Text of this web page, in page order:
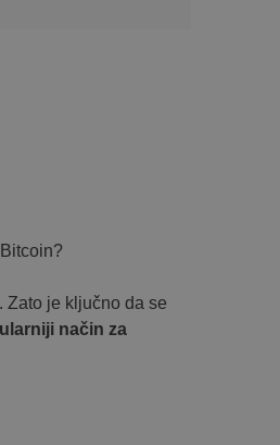
Zato je ključno da se
način za